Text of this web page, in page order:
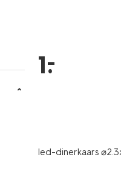
1.
–
led-dinerkaars